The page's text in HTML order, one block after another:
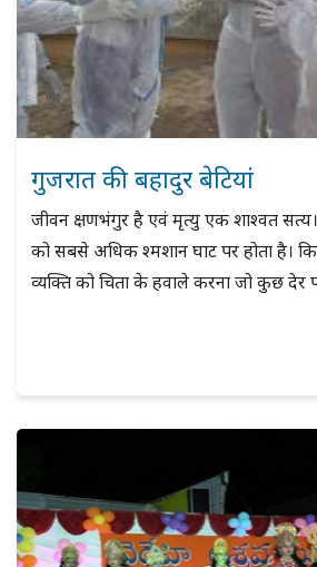
गुजरात की बहादुर बेटियां
जीवन क्षणभंगुर है एवं मृत्यु एक शाश्वत
को सबसे अधिक श्मशान घाट पर होता है।
व्यक्ति को चिता के हवाले करना जो कुछ